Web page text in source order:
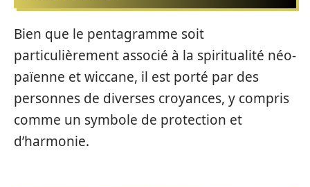
Bien que le pentagramme soit
particulièrement associé à la spiritualité néo-
païenne et wiccane, il est porté par des
personnes de diverses croyances, y compris
comme un symbole de protection et
d’harmonie.